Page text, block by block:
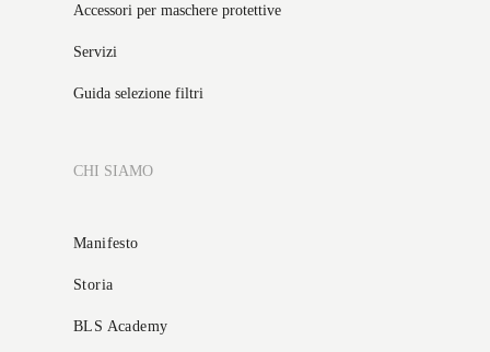
Accessori per maschere protettive
Servizi
Guida selezione filtri
CHI SIAMO
Manifesto
Storia
BLS Academy